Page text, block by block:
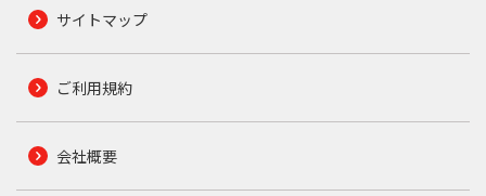
サイトマップ
ご利用規約
会社概要